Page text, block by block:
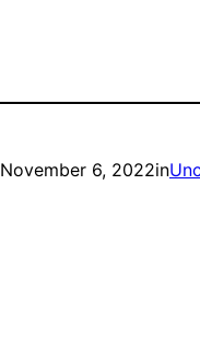
November 6, 2022in